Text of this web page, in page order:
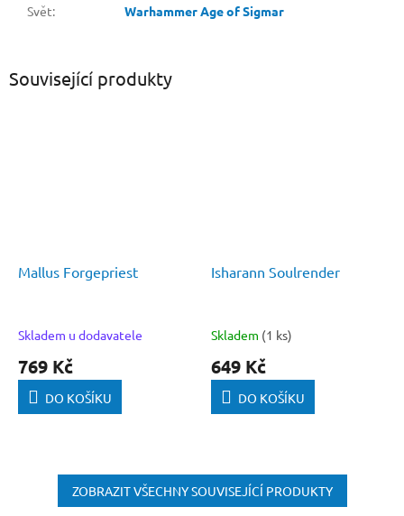
Související produkty
Mallus Forgepriest
Skladem u dodavatele
769 Kč
DO KOŠÍKU
Isharann Soulrender
Skladem (1 ks)
649 Kč
DO KOŠÍKU
ZOBRAZIT VŠECHNY SOUVISEJÍCÍ PRODUKTY
Svět: Warhammer Age of Sigmar